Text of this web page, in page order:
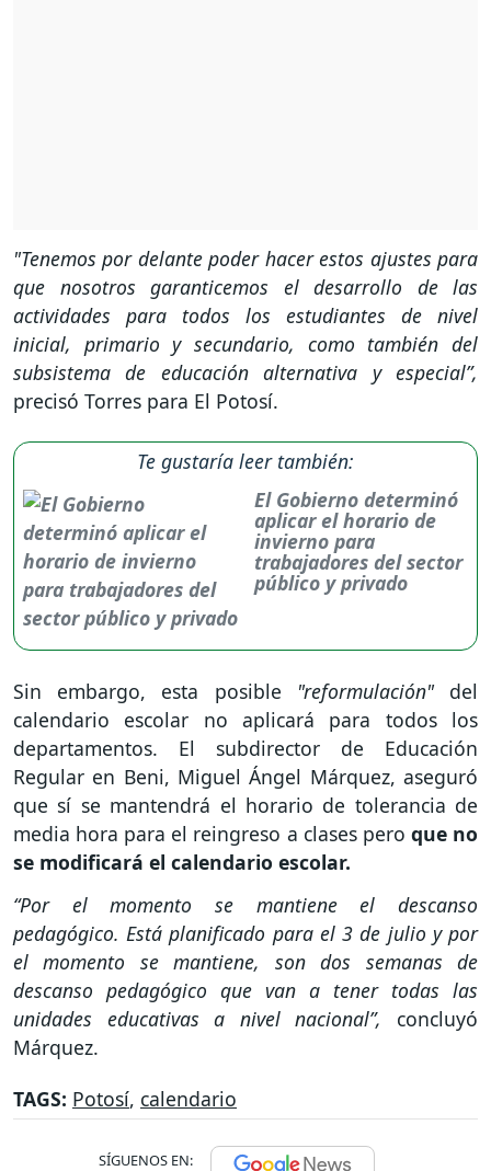
"Tenemos por delante poder hacer estos ajustes para
que nosotros garanticemos el desarrollo de las
actividades para todos los estudiantes de nivel
inicial, primario y secundario, como también del
subsistema de educación alternativa y especial”,
precisó Torres para El Potosí.
Te gustaría leer también:
El Gobierno determinó
aplicar el horario de
invierno para
trabajadores del sector
público y privado
Sin embargo, esta posible "reformulación"del
calendario escolar no aplicará para todos los
departamentos. El subdirector de Educación
Regular en Beni, Miguel Ángel Márquez, aseguró
que sí se mantendrá el horario de tolerancia de
media hora para el reingreso a clases pero que no
se modificará el calendario escolar.
“Por el momento se mantiene el descanso
pedagógico. Está planificado para el 3 de julio y por
el momento se mantiene, son dos semanas de
descanso pedagógico que van a tener todas las
unidades educativas a nivel nacional”,
concluyó
Márquez.
TAGS: Potosí, calendario
SÍGUENOS EN: